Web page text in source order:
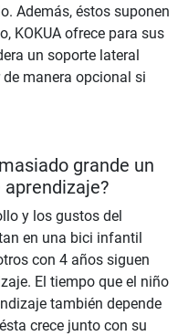
Además, éstos suponen
KOKUA ofrece para sus
un soporte lateral
manera opcional si
grande un
y los gustos del
en una bici infantil
con 4 años siguen
El tiempo que el niño
también depende
crece junto con su